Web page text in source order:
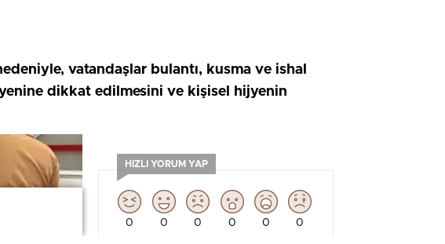
vatandaşlar bulantı, kusma ve ishal
dikkat edilmesini ve kişisel hijyenin
HIZLI YORUM YAP
0 0 0 0 0 0